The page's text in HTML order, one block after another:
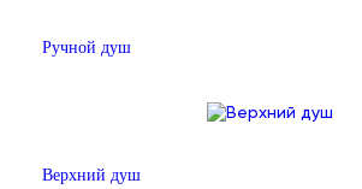
Ручной душ
Верхний душ